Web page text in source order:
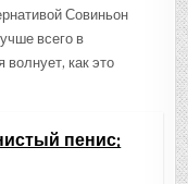
Совиньон
всего в
волнует, как это
пенис: